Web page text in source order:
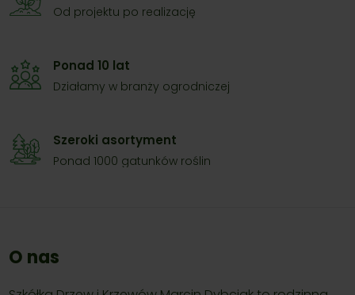
Od projektu po realizację
Ponad 10 lat
Działamy w branży ogrodniczej
Szeroki asortyment
Ponad 1000 gatunków roślin
O nas